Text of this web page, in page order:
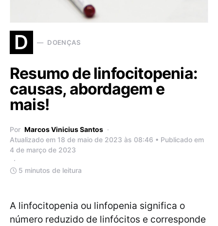
D DOENÇAS
Resumo de linfocitopenia:
causas, abordagem e
mais!
Por Marcos Vinicius Santos
Atualizado em 18 de maio de 2023 às 08:46 • Publicado em
4 de março de 2023
5 minutos de leitura
A linfocitopenia ou linfopenia significa o
número reduzido de linfócitos e corresponde